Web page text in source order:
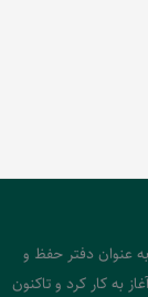
موسسه پژوهشی فرهنگی مصابیح الهدی از سال 1388 به عنوان دفتر حفظ و
به کار کرد و تاکنون